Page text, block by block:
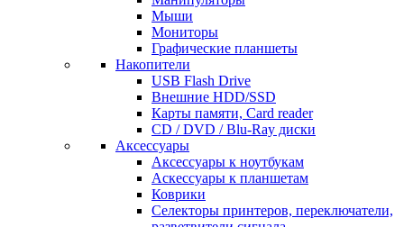
Мыши
Мониторы
Графические планшеты
Накопители
USB Flash Drive
Внешние HDD/SSD
Карты памяти, Card reader
CD / DVD / Blu-Ray диски
Аксессуары
Аксессуары к ноутбукам
Аскессуары к планшетам
Коврики
Селекторы принтеров, переключатели,